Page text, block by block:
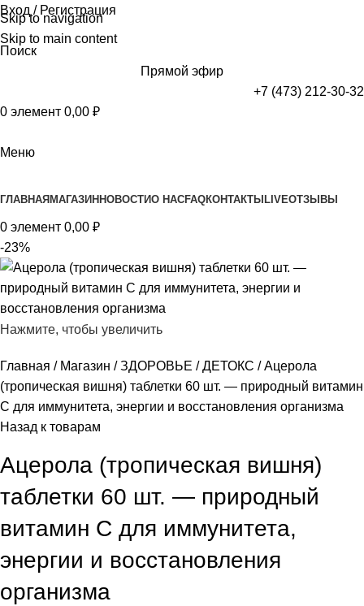
Skip to navigation
Skip to main content
Вход / Регистрация
Поиск
Прямой эфир
+7 (473) 212-30-32
0 элемент 0,00 ₽
Меню
ГЛАВНАЯ МАГАЗИН НОВОСТИО НАСFAQКОНТАКТЫ LIVEОТЗЫВЫ
0 элемент 0,00 ₽
-23%
Нажмите, чтобы увеличить
Главная Магазин ЗДОРОВЬЕ ДЕТОКС
Ацерола
(тропическая вишня) таблетки 60 шт. — природный витамин
C для иммунитета, энергии и восстановления организма
Назад к товарам
Ацерола (тропическая вишня)
таблетки 60 шт. — природный
витамин C для иммунитета,
энергии и восстановления
организма